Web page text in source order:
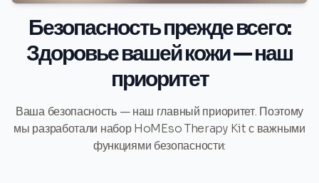
Безопасность прежде всего:
Здоровье вашей кожи — наш
приоритет
Ваша безопасность — наш главный приоритет. Поэтому
мы разработали набор HoMEso Therapy Kit с важными
функциями безопасности: